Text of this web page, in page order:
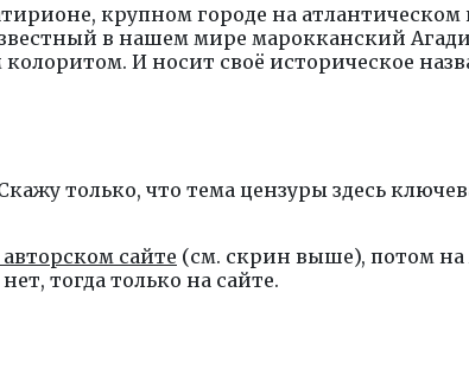
крупном городе на
в нашем мире марокканский
И носит своё историческое
только, что тема цензуры здесь
сайте (см. скрин выше), потом на
тогда только на сайте.